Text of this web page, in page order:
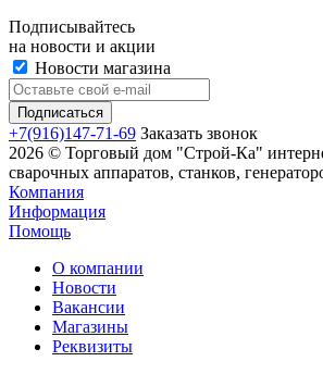
Подписывайтесь
на новости и акции
Новости магазина
+7(916)147-71-69 Заказать звонок
2026 © Торговый дом "Строй-Ка"
сварочных аппаратов, станков,
Компания
Информация
Помощь
О компании
Новости
Вакансии
Магазины
Реквизиты